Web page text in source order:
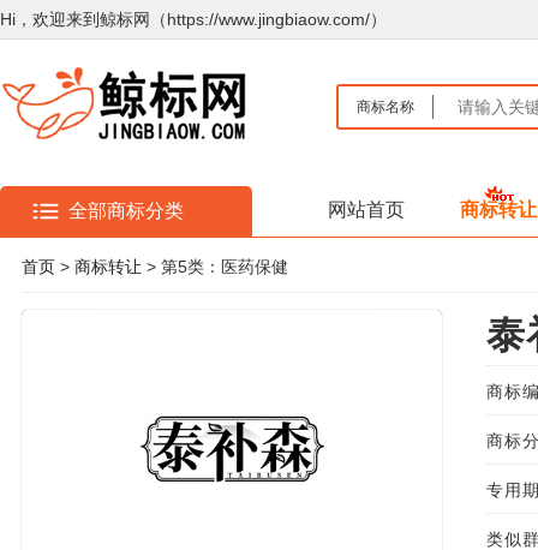
Hi，欢迎来到鲸标网（https://www.jingbiaow.com/）
商标名称
全部商标分类 网站首页 商标转让
首页 > 商标转让 > 第5类：医药保健
泰
商标
商标
专用
类似